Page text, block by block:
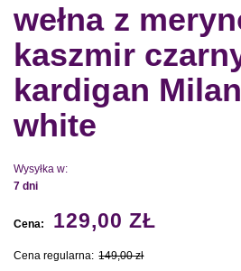
wełna z
kaszmir
kardigan
white
Wysyłka w:
7 dni
Cena: 129,00 ZŁ
Cena regularna: 149,00 zł